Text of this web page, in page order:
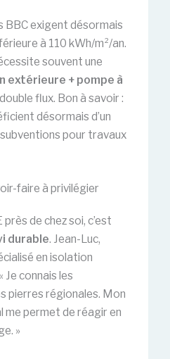
BBC exigent désormais
à 110 kWh/m²/an.
souvent une
extérieure + pompe à
flux. Bon à savoir :
désormais d’un
pour travaux
faire à privilégier
de chez soi, c’est
durable. Jean-Luc,
en isolation
Je connais les
pierres régionales. Mon
me permet de réagir en
»